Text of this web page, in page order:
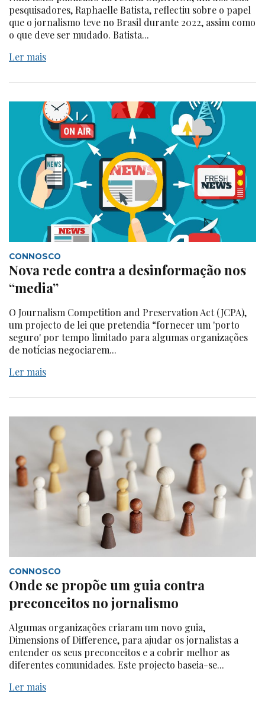
pesquisadores, Raphaelle Batista, reflectiu sobre o papel
que o jornalismo teve no Brasil durante 2022, assim como
o que deve ser mudado. Batista...
Ler mais
CONNOSCO
Nova rede contra a desinformação nos
“media”
O Journalism Competition and Preservation Act (JCPA),
um projecto de lei que pretendia “fornecer um 'porto
seguro' por tempo limitado para algumas organizações
de notícias negociarem...
Ler mais
CONNOSCO
Onde se propõe um guia contra
preconceitos no jornalismo
Algumas organizações criaram um novo guia,
Dimensions of Difference, para ajudar os jornalistas a
entender os seus preconceitos e a cobrir melhor as
diferentes comunidades. Este projecto baseia-se...
Ler mais